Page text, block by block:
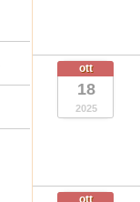
ott
18
2025
ott